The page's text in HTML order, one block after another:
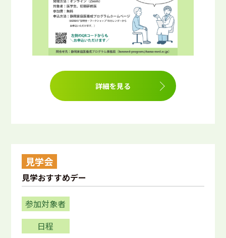
詳細を見る
見学会
見学おすすめデー
参加対象者
日程